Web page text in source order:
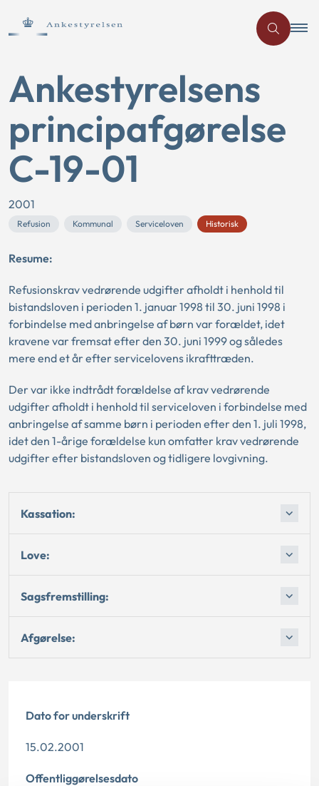
Ankestyrelsens
principafgørelse
C-19-01
2001
Refusion Kommunal Serviceloven Historisk
Resume:
Refusionskrav vedrørende udgifter afholdt i henhold til
bistandsloven i perioden 1. januar 1998 til 30. juni 1998 i
forbindelse med anbringelse af børn var forældet, idet
kravene var fremsat efter den 30. juni 1999 og således
mere end et år efter servicelovens ikrafttræden.
Der var ikke indtrådt forældelse af krav vedrørende
udgifter afholdt i henhold til serviceloven i forbindelse med
anbringelse af samme børn i perioden efter den 1. juli 1998,
idet den 1-årige forældelse kun omfatter krav vedrørende
udgifter efter bistandsloven og tidligere lovgivning.
Kassation:
Love:
Sagsfremstilling:
Afgørelse:
Dato for underskrift
15.02.2001
Offentliggørelsesdato